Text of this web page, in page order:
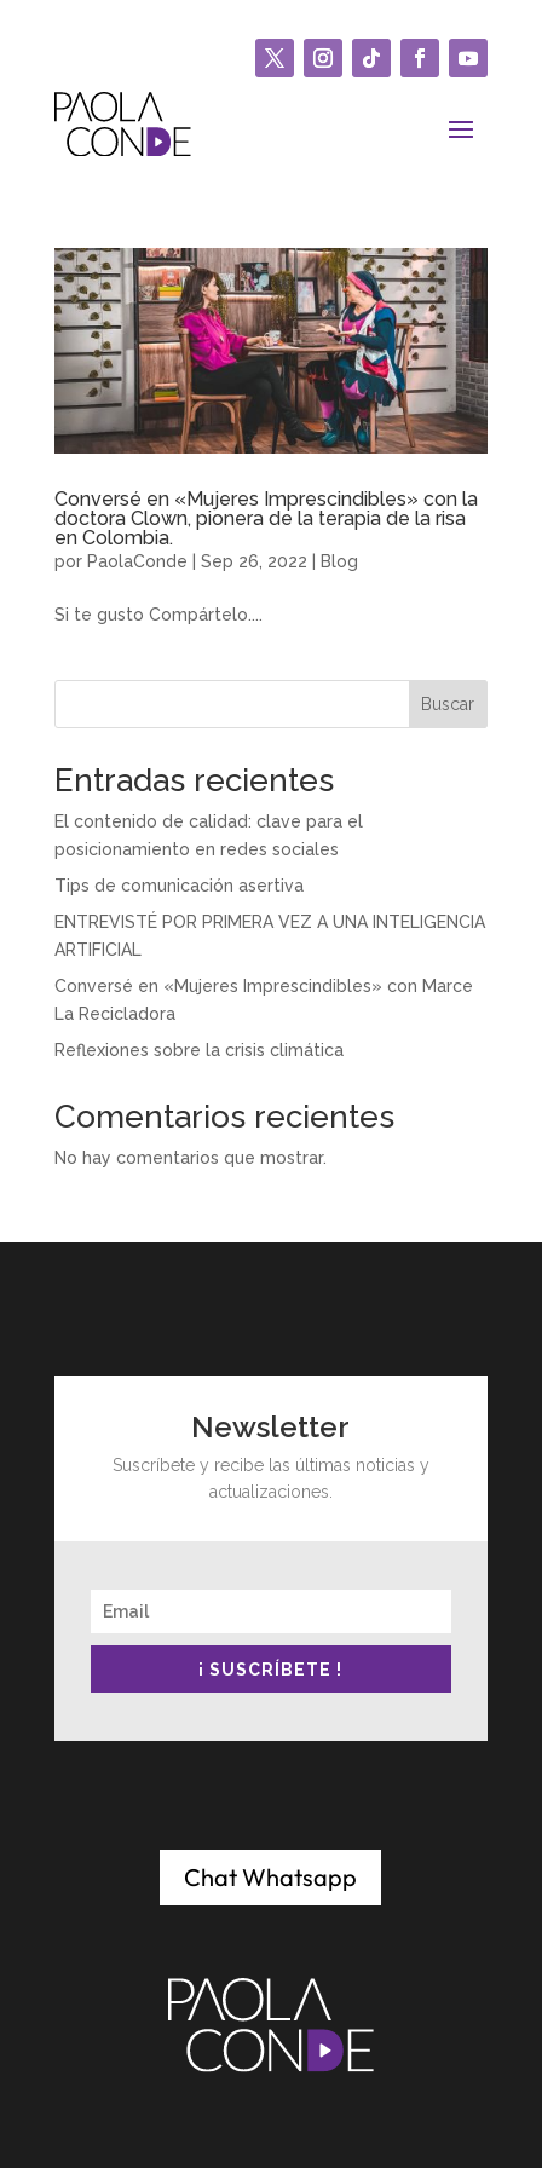
Conversé en «Mujeres Imprescindibles» con la
doctora Clown, pionera de la terapia de la risa
en Colombia.
por PaolaConde Sep 26, 2022 Blog
Si te gusto Compártelo....
Buscar
Entradas recientes
El contenido de calidad: clave para el
posicionamiento en redes sociales
Tips de comunicación asertiva
ENTREVISTÉ POR PRIMERA VEZ A UNA INTELIGENCIA
ARTIFICIAL
Conversé en «Mujeres Imprescindibles» con Marce
La Recicladora
Reflexiones sobre la crisis climática
Comentarios recientes
No hay comentarios que mostrar.
Newsletter
Suscríbete y recibe las últimas noticias y
actualizaciones.
¡ SUSCRÍBETE !
Chat Whatsapp